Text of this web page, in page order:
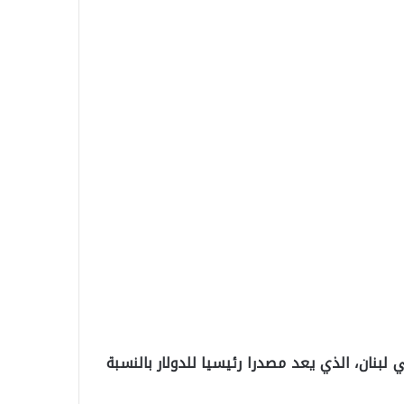
الذي يعد مصدرا رئيسيا للدولار بالنسبة